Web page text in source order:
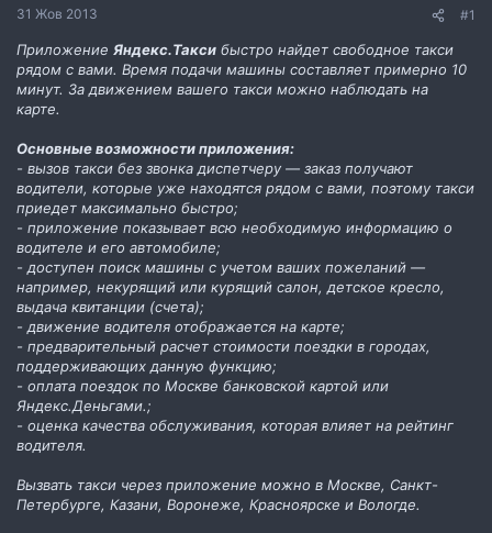
н
31 Жов 2013 #1
Приложение Яндекс.Такси быстро найдет свободное такси
рядом с вами. Время подачи машины составляет примерно 10
минут. За движением вашего такси можно наблюдать на
карте.
Основные возможности приложения:
- вызов такси без звонка диспетчеру — заказ получают
водители, которые уже находятся рядом с вами, поэтому такси
приедет максимально быстро;
- приложение показывает всю необходимую информацию о
водителе и его автомобиле;
- доступен поиск машины с учетом ваших пожеланий —
например, некурящий или курящий салон, детское кресло,
выдача квитанции (счета);
- движение водителя отображается на карте;
- предварительный расчет стоимости поездки в городах,
поддерживающих данную функцию;
- оплата поездок по Москве банковской картой или
Яндекс.Деньгами.;
- оценка качества обслуживания, которая влияет на рейтинг
водителя.
Вызвать такси через приложение можно в Москве, Санкт-
Петербурге, Казани, Воронеже, Красноярске и Вологде.